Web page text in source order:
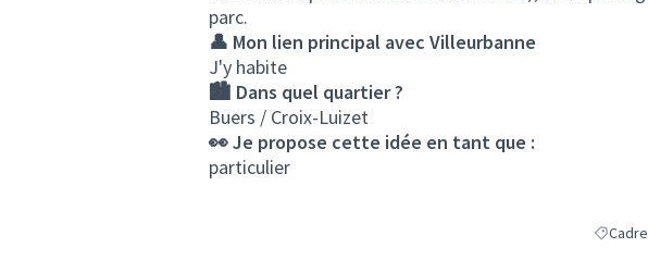
parc.
👤 Mon lien principal avec Villeurbanne
J'y habite
🏙️ Dans quel quartier ?
Buers / Croix-Luizet
👀 Je propose cette idée en tant que :
particulier
Filtrer